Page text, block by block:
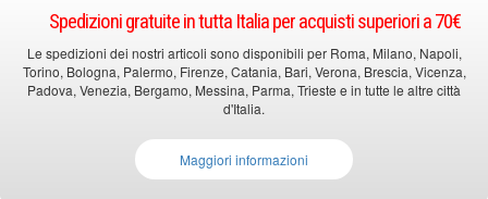
Spedizioni gratuite in tutta Italia per acquisti superiori a 70€
Le spedizioni dei nostri articoli sono disponibili per Roma, Milano, Napoli,
Torino, Bologna, Palermo, Firenze, Catania, Bari, Verona, Brescia, Vicenza,
Padova, Venezia, Bergamo, Messina, Parma, Trieste e in tutte le altre città
d'Italia.
Maggiori informazioni